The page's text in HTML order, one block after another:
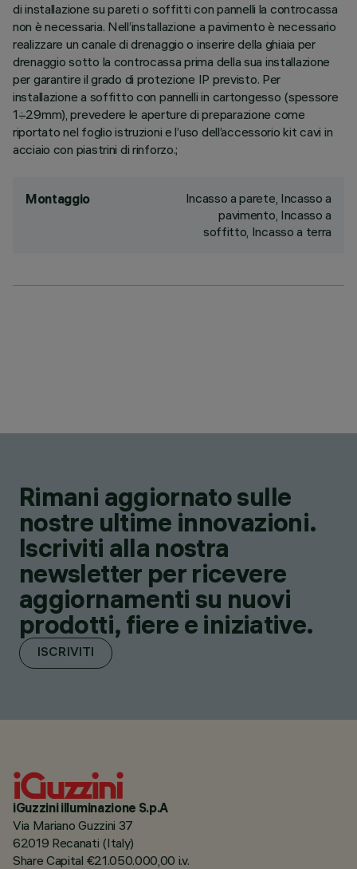
di installazione su pareti o soffitti con pannelli la controcassa
non è necessaria. Nell’installazione a pavimento è necessario
realizzare un canale di drenaggio o inserire della ghiaia per
drenaggio sotto la controcassa prima della sua installazione
per garantire il grado di protezione IP previsto. Per
installazione a soffitto con pannelli in cartongesso (spessore
1÷29mm), prevedere le aperture di preparazione come
riportato nel foglio istruzioni e l’uso dell’accessorio kit cavi in
acciaio con piastrini di rinforzo.;
Montaggio
Incasso a parete, Incasso a
pavimento, Incasso a
soffitto, Incasso a terra
Rimani aggiornato sulle
nostre ultime innovazioni.
Iscriviti alla nostra
newsletter per ricevere
aggiornamenti su nuovi
prodotti, fiere e iniziative.
ISCRIVITI
iGuzzini illuminazione S.p.A
Via Mariano Guzzini 37
62019 Recanati (Italy)
Share Capital €21.050.000,00 i.v.